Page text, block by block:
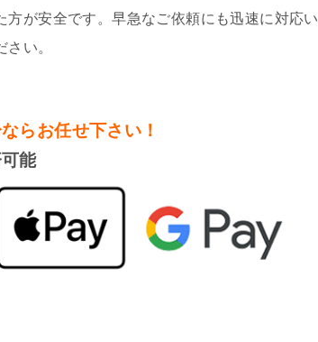
が安全です。早急なご依頼にも迅速に対応い
い。
ならお任せ下さい！
能